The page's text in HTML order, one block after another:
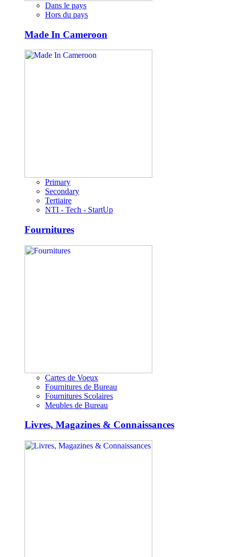
Dans le pays
Hors du pays
Made In Cameroon
Primary
Secondary
Tertiaire
NTI - Tech - StartUp
Fournitures
Cartes de Voeux
Fournitures de Bureau
Fournitures Scolaires
Meubles de Bureau
Livres, Magazines & Connaissances